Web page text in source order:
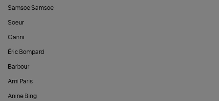
Samsoe Samsoe
Soeur
Ganni
Éric Bompard
Barbour
Ami Paris
Anine Bing